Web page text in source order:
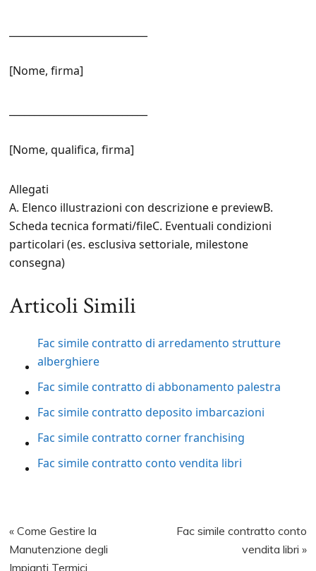
[Nome, firma]
[Nome, qualifica, firma]
Allegati
A. Elenco illustrazioni con descrizione e previewB.
Scheda tecnica formati/fileC. Eventuali condizioni
particolari (es. esclusiva settoriale, milestone
consegna)
Articoli Simili
Fac simile contratto di arredamento strutture
alberghiere
Fac simile contratto di abbonamento palestra
Fac simile contratto deposito imbarcazioni
Fac simile contratto corner franchising
Fac simile contratto conto vendita libri
Previous
Post:
« Come Gestire la
Manutenzione degli
Impianti Termici
Next
Fac simile contratto conto
vendita libri »